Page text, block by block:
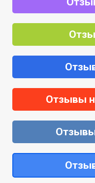
Отзывы
Отзывы